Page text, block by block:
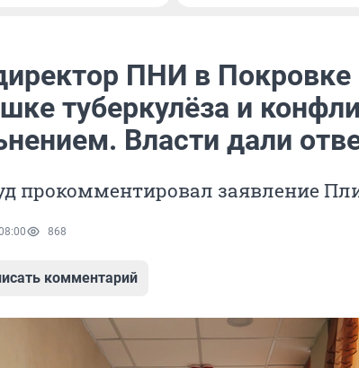
ПНИ в Покровке
туберкулёза и
Власти дали
прокомментировал заявление
868
комментарий